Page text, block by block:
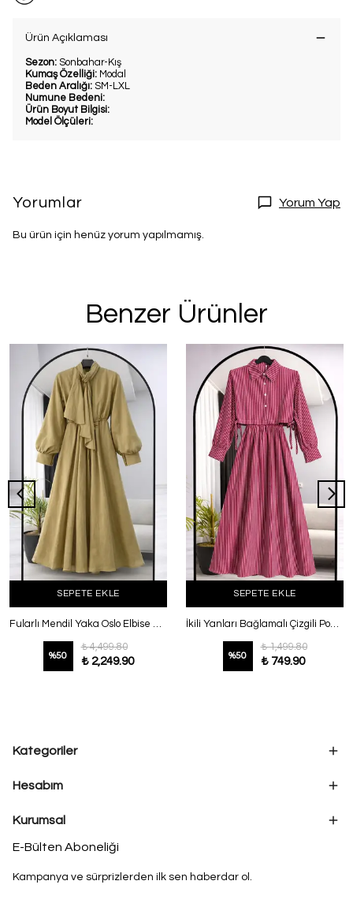
Ürün Açıklaması
Sezon: Sonbahar-Kış
Kumaş Özelliği: Modal
Beden Aralığı: SM-LXL
Numune Bedeni:
Ürün Boyut Bilgisi:
Model Ölçüleri:
Yorumlar Yorum Yap
Bu ürün için henüz yorum yapılmamış.
Benzer Ürünler
SEPETE EKLE
Fularlı Mendil Yaka Oslo Elbise Yağ Yeşili
%50
₺ 4,499.80
₺ 2,249.90
SEPETE EKLE
İkili Yanları Bağlamalı Çizgili Poplin Elbise Bordo
%50
₺ 1,499.80
₺ 749.90
Kategoriler
Hesabım
Kurumsal
E-Bülten Aboneliği
Kampanya ve sürprizlerden ilk sen haberdar ol.